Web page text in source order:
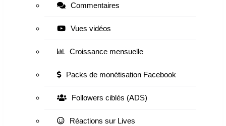
Commentaires
Vues vidéos
Croissance mensuelle
Packs de monétisation Facebook
Followers ciblés (ADS)
Réactions sur Lives